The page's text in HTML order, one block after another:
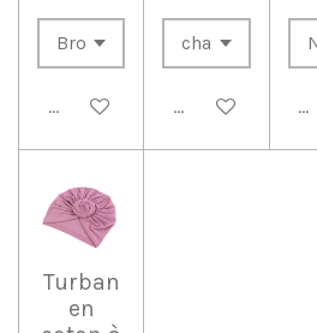
Ajouter au panierAjouter au panier
Turban
en